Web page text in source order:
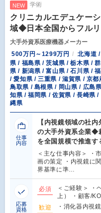
NEW 学術
クリニカルエデュケー
域◆日本全国からフルリ
大手外資系医療機器メーカー
500万円～1299万円
北海道
県 / 福島県 / 茨城県 / 栃木県 /
県 / 新潟県 / 富山県 / 石川県 /
/ 愛知県 / 三重県 / 滋賀県 / 京
鳥取県 / 島根県 / 岡山県 / 広島
知県 / 福岡県 / 佐賀県 / 長崎県
縄県
仕事
内容
【内視鏡領域の社
の大手外資系企業◆
を全国規模で推進す
＜主な仕事内容＞ ・
画の策定 ・内視鏡に
界基準に準…
応募
資格
必須
＜ご経験＞ ・
上） ・顧客/
歓迎
・消化器内視